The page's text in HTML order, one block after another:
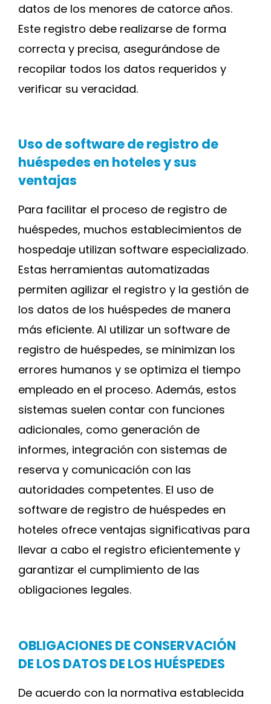
datos de los menores de catorce años.
Este registro debe realizarse de forma
correcta y precisa, asegurándose de
recopilar todos los datos requeridos y
verificar su veracidad.
Uso de software de registro de
huéspedes en hoteles y sus
ventajas
Para facilitar el proceso de registro de
huéspedes, muchos establecimientos de
hospedaje utilizan software especializado.
Estas herramientas automatizadas
permiten agilizar el registro y la gestión de
los datos de los huéspedes de manera
más eficiente. Al utilizar un software de
registro de huéspedes, se minimizan los
errores humanos y se optimiza el tiempo
empleado en el proceso. Además, estos
sistemas suelen contar con funciones
adicionales, como generación de
informes, integración con sistemas de
reserva y comunicación con las
autoridades competentes. El uso de
software de registro de huéspedes en
hoteles ofrece ventajas significativas para
llevar a cabo el registro eficientemente y
garantizar el cumplimiento de las
obligaciones legales.
OBLIGACIONES DE CONSERVACIÓN
DE LOS DATOS DE LOS HUÉSPEDES
De acuerdo con la normativa establecida